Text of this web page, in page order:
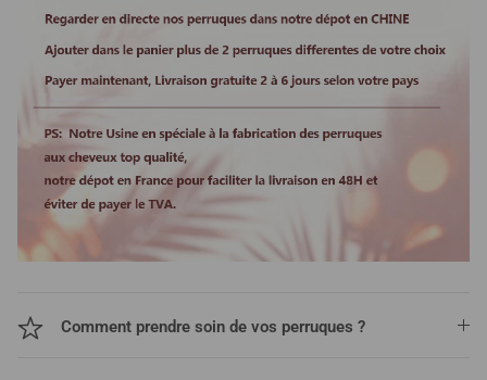
Comment prendre soin de vos perruques ?